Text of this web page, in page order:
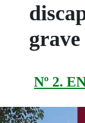
grave
Nº 2.